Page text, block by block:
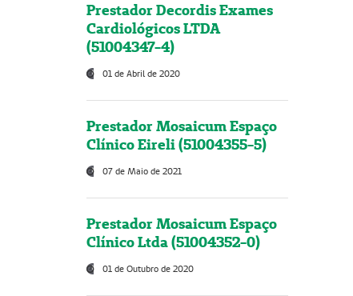
Prestador Decordis Exames
Cardiológicos LTDA
(51004347-4)
01 de Abril de 2020
Prestador Mosaicum Espaço
Clínico Eireli (51004355-5)
07 de Maio de 2021
Prestador Mosaicum Espaço
Clínico Ltda (51004352-0)
01 de Outubro de 2020